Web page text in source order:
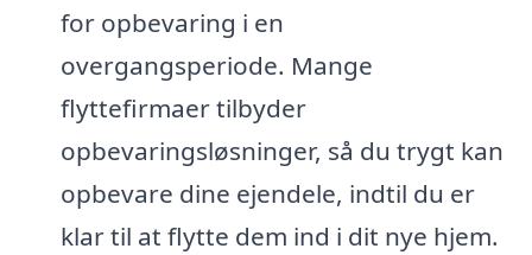
for opbevaring i en
overgangsperiode. Mange
flyttefirmaer tilbyder
opbevaringsløsninger, så du trygt kan
opbevare dine ejendele, indtil du er
klar til at flytte dem ind i dit nye hjem.